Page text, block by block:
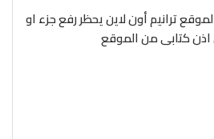
ترانيم أون لاين يحظر رفع جزء او
كتابى من الموقع